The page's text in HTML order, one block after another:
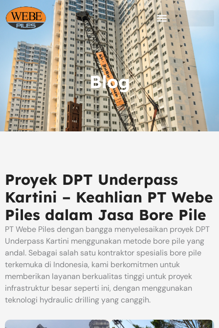
Lewati
ke
konten
Blog
Proyek DPT Underpass
Kartini – Keahlian PT Webe
Piles dalam Jasa Bore Pile
PT Webe Piles dengan bangga menyelesaikan proyek DPT
Underpass Kartini menggunakan metode bore pile yang
andal. Sebagai salah satu kontraktor spesialis bore pile
terkemuka di Indonesia, kami berkomitmen untuk
memberikan layanan berkualitas tinggi untuk proyek
infrastruktur besar seperti ini, dengan menggunakan
teknologi hydraulic drilling yang canggih.